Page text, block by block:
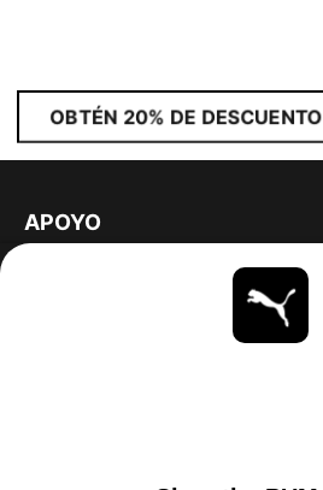
OBTÉN 20% DE DESCUENTO
APOYO